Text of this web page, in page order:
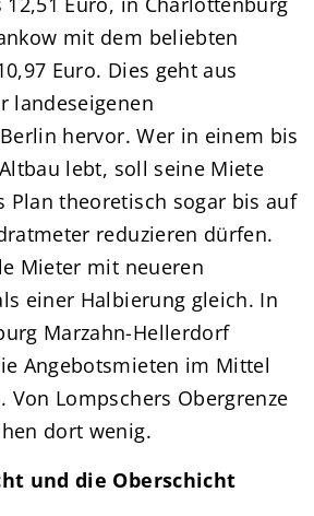
mit dem beliebten
Euro. Dies geht aus
landeseigenen
hervor. Wer in einem bis
lebt, soll seine Miete
Plan theoretisch sogar bis auf
reduzieren dürfen.
Mieter mit neueren
einer Halbierung gleich. In
Marzahn-Hellerdorf
Angebotsmieten im Mittel
Von Lompschers Obergrenze
dort wenig.
und die Oberschicht